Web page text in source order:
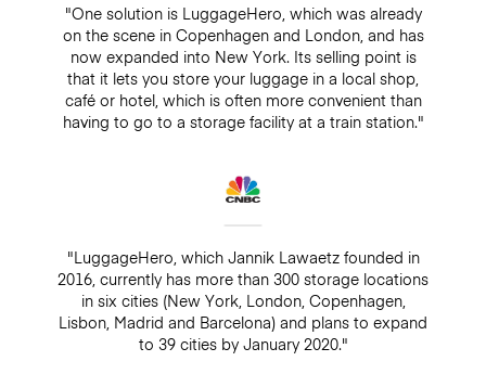
"One solution is LuggageHero, which was already
on the scene in Copenhagen and London, and has
now expanded into New York. Its selling point is
that it lets you store your luggage in a local shop,
café or hotel, which is often more convenient than
having to go to a storage facility at a train station."
"LuggageHero, which Jannik Lawaetz founded in
2016, currently has more than 300 storage locations
in six cities (New York, London, Copenhagen,
Lisbon, Madrid and Barcelona) and plans to expand
to 39 cities by January 2020."